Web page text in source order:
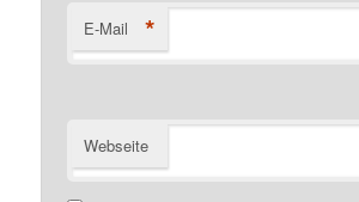
E-Mail *
Webseite